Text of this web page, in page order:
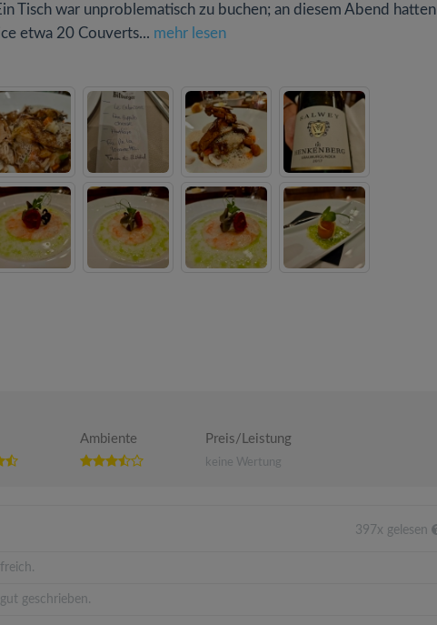
Tisch war unproblematisch zu buchen; an diesem Abend hatten
etwa 20 Couverts... mehr lesen
Ambiente Preis/Leistung
keine Wertung
397x gelesen
geschrieben.